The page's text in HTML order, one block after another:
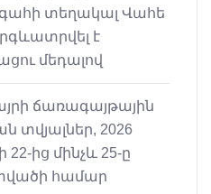
տեղակալ Վահե
է
մեդալով
ճառագայթային
տվյալներ, 2026
ից մինչև 25-ը
համար